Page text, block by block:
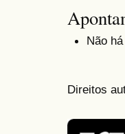
Não
Direitos